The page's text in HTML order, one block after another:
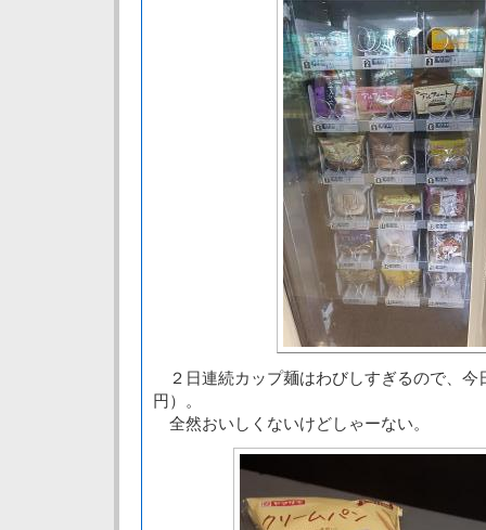
２日連続カップ麺はわびしすぎるので、今
円）。
全然おいしくないけどしゃーない。